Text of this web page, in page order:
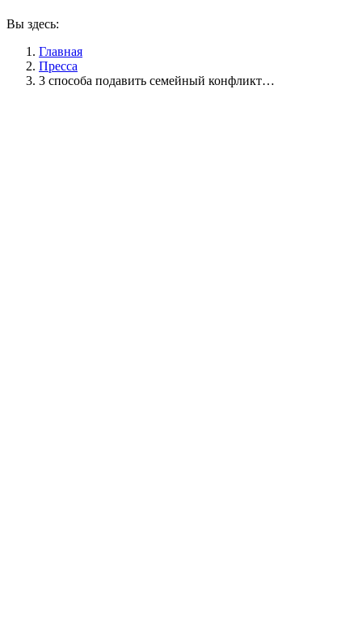
Вы здесь:
Главная
Пресса
3 способа подавить семейный конфликт…